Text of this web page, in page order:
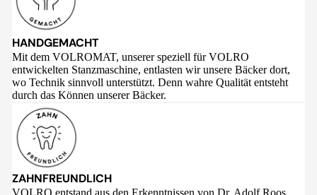
HANDGEMACHT
Mit dem VOLROMAT, unserer speziell für VOLRO
entwickelten Stanzmaschine, entlasten wir unsere Bäcker dort,
wo Technik sinnvoll unterstützt. Denn wahre Qualität entsteht
durch das Können unserer Bäcker.
ZAHNFREUNDLICH
VOLRO entstand aus den Erkenntnissen von Dr. Adolf Roos,